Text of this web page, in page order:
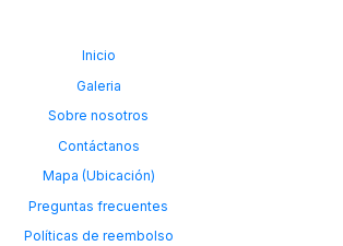
Inicio
Galeria
Sobre nosotros
Contáctanos
Mapa (Ubicación)
Preguntas frecuentes
Políticas de reembolso